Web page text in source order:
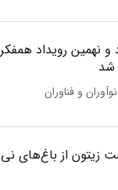
و نهمین رویداد
شد
و فناوران
زیتون از باغ‌های